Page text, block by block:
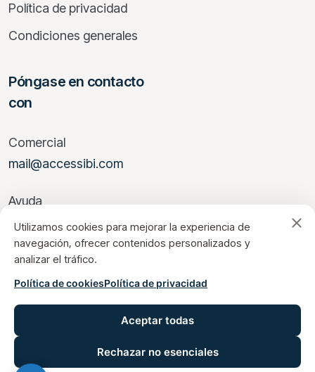
Utilizamos cookies para mejorar la experiencia de
navegación, ofrecer contenidos personalizados y
analizar el tráfico.
Política de cookiesPolítica de privacidad
Aceptar todas
Rechazar no esenciales
Política de privacidad
Condiciones generales
Póngase en contacto
con
Comercial
mail@accessibi.com
Ayuda
help@accessibi.com
Acceda a la Suite Accessibi
© 2026 Accessibi · IVA 04598080168 – Todos los precios indicados son sin
IVA, que se añadirá según el tipo vigente.